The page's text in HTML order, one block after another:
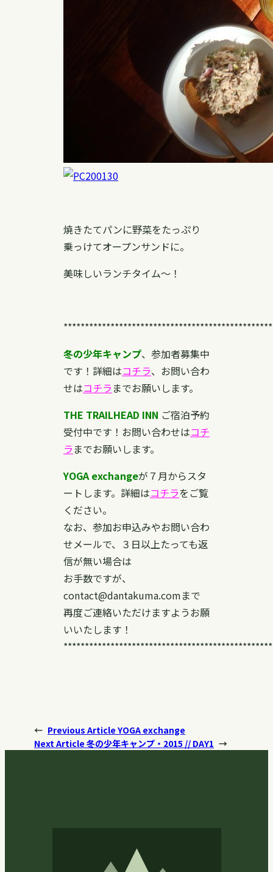
焼きたてパンに野菜をたっぷり
乗っけてオープンサンドに。
美味しいランチタイム〜！
冬の少年キャンプ、参加者募集中
です！詳細はコチラ、お問い合わ
せはコチラ までお願いします。
THE TRAILHEAD INN ご宿泊予約
受付中です！お問い合わせはコチ
ラ までお願いします。
YOGA exchangeが７月からスタ
ートします。詳細はコチラをご覧
ください。
なお、参加お申込みやお問い合わ
せメールで、３日以上たっても返
信が無い場合は
お手数ですが、
contact@dantakuma.comまで
再度ご連絡いただけますようお願
いいたします！
← Previous Article YOGA exchange
Next Article 冬の少年キャンプ・2015 // DAY1 →